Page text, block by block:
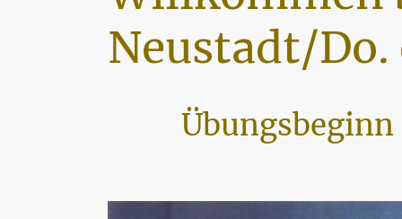
Neustadt/Do.
Übungsbeginn